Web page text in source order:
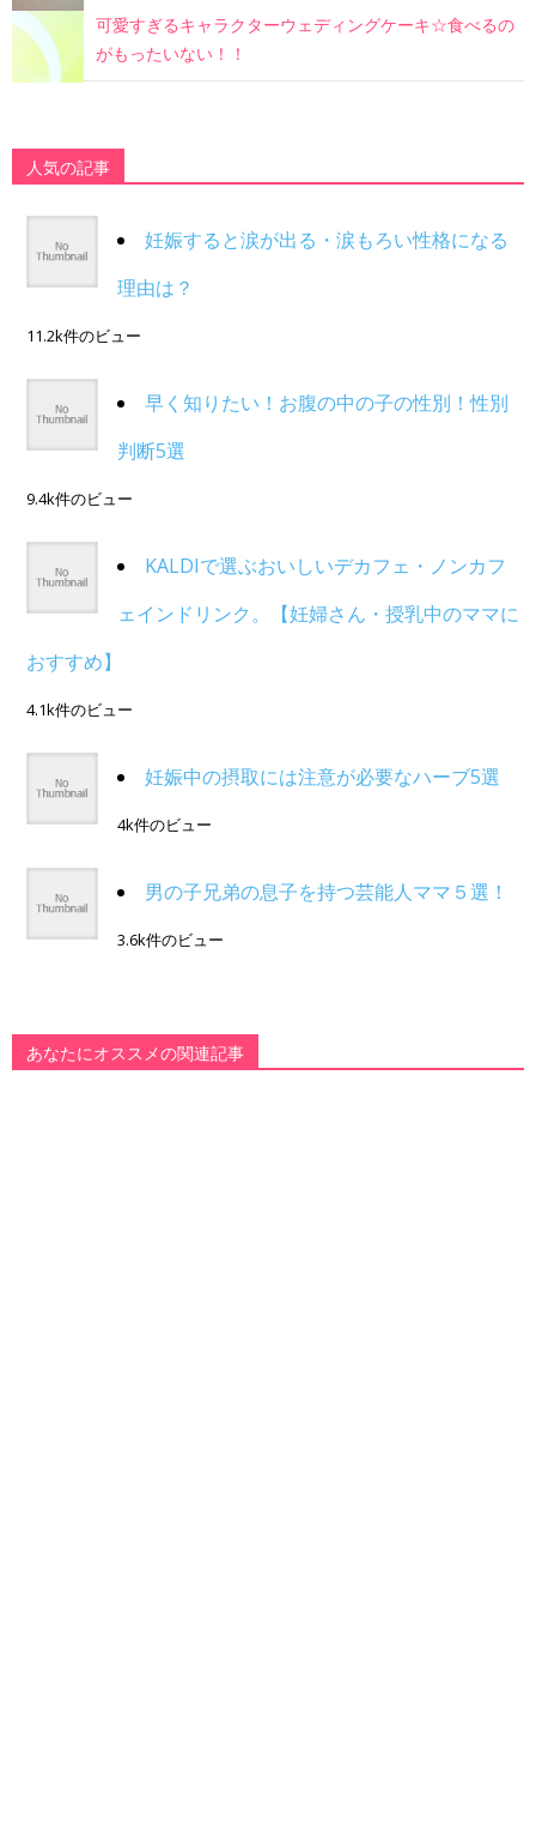
可愛すぎるキャラクターウェディングケーキ☆食べるの
がもったいない！！
人気の記事
妊娠すると涙が出る・涙もろい性格になる
理由は？
11.2k件のビュー
早く知りたい！お腹の中の子の性別！性別
判断5選
9.4k件のビュー
KALDIで選ぶおいしいデカフェ・ノンカフ
ェインドリンク。【妊婦さん・授乳中のママに
おすすめ】
4.1k件のビュー
妊娠中の摂取には注意が必要なハーブ5選
4k件のビュー
男の子兄弟の息子を持つ芸能人ママ５選！
3.6k件のビュー
あなたにオススメの関連記事